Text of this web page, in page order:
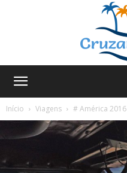
Início
Viagens # América 2016